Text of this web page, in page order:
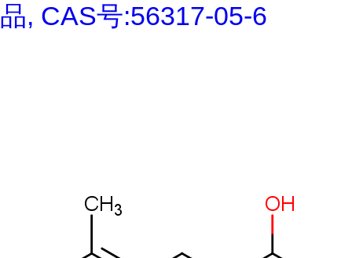
品, CAS号:56317-05-6